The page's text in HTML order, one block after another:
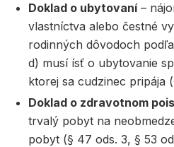
Doklad o ubytovaní–
vlastníctva alebo čestné
rodinných dôvodoch
d) musí ísť o ubytovanie
ktorej sa cudzinec pripája
Doklad o zdravotnom
trvalý pobyt na
pobyt (§ 47 ods. 3, § 53